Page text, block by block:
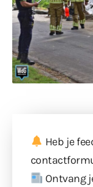
Heb je
Ontvang